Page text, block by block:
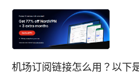
机场订阅链接怎么用？以下